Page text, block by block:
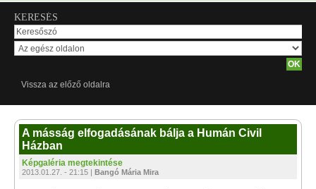
KERESÉS
Vissza az előző oldalra
A másság elfogadásának bálja a Humán Civil
Házban
Képgaléria megtekintése
2013.01.27. - 21:15 | Bangó Mária Mira